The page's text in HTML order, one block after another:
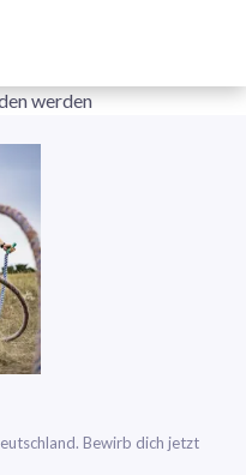
werden
Bewirb dich jetzt